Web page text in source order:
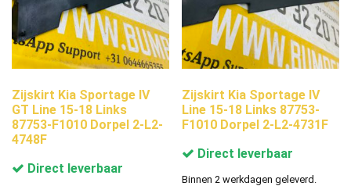
Zijskirt Kia Sportage IV
GT Line 15-18 Links
87753-F1010 Dorpel 2-L2-
4748F
Direct leverbaar
Zijskirt Kia Sportage IV
Line 15-18 Links 87753-
F1010 Dorpel 2-L2-4731F
Direct leverbaar
Binnen 2 werkdagen geleverd.